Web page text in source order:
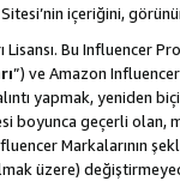
Sitesi’nin içeriğini,
Bu Influencer
”) ve Amazon
yapmak, yeniden
boyunca geçerli
Markalarının
üzere)